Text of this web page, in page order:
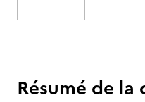
Résumé de